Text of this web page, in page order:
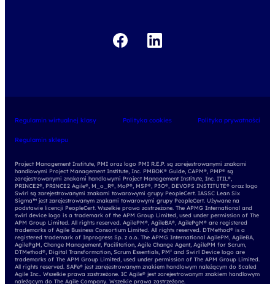
Regulamin wirtualnej klasy Polityka cookies Polityka prywatności
Regulamin sklepu
Project Management Institute, PMI oraz logo PMI R.E.P. są zarejestrowanymi znakami
handlowymi Project Management Institute, Inc. PMBOK® Guide, CAPM®, PMP® są
zarejestrowanymi znakami handlowymi Project Management Institute, Inc. ITIL®,
PRINCE2®, PRINCE2 Agile®, M_o_R®, MoP®, MSP®, P3O®, DEVOPS INSTITUTE® oraz logo
Swirl są zarejestrowanymi znakami towarowymi grupy PeopleCert. IASSC Lean Six
Sigma™ jest zarejestrowanym znakami towarowymi grupy PeopleCert. Używane na
podstawie licencji PeopleCert. Wszelkie prawa zastrzeżone. The APMG International and
swirl device logo is a trademark of the APM Group Limited, used under permission of The
APM Group Limited. All rights reserved. AgilePM®, AgileBA®, AgilePgM® are registered
trademarks of Agile Business Consortium Limited. All rights reserved. DTMethod® is a
registered trademark of Inprogress Sp. z o.o. The APMG International AgilePM, AgileBA,
AgilePgM, Change Management, Facilitation, Agile Change Agent, AgilePM for Scrum,
DTMethod®, Digital Transformation, Scrum Essentials, PM² and Swirl Device logo are
trademarks of The APM Group Limited, used under permission of The APM Group Limited.
All rights reserved. SAFe® jest zarejestrowanym znakiem handlowym należącym do Scaled
Agile Inc.. Wszelkie prawa zastrzeżone. IC Agile® jest zarejestrowanym znakiem handlowym
należącym do The Agile Company. Wszelkie prawa zastrzeżone.